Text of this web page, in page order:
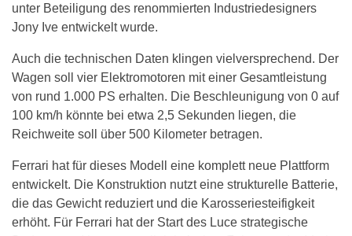
unter Beteiligung des renommierten Industriedesigners
Jony Ive entwickelt wurde.
Auch die technischen Daten klingen vielversprechend. Der
Wagen soll vier Elektromotoren mit einer Gesamtleistung
von rund 1.000 PS erhalten. Die Beschleunigung von 0 auf
100 km/h könnte bei etwa 2,5 Sekunden liegen, die
Reichweite soll über 500 Kilometer betragen.
Ferrari hat für dieses Modell eine komplett neue Plattform
entwickelt. Die Konstruktion nutzt eine strukturelle Batterie,
die das Gewicht reduziert und die Karosseriesteifigkeit
erhöht. Für Ferrari hat der Start des Luce strategische